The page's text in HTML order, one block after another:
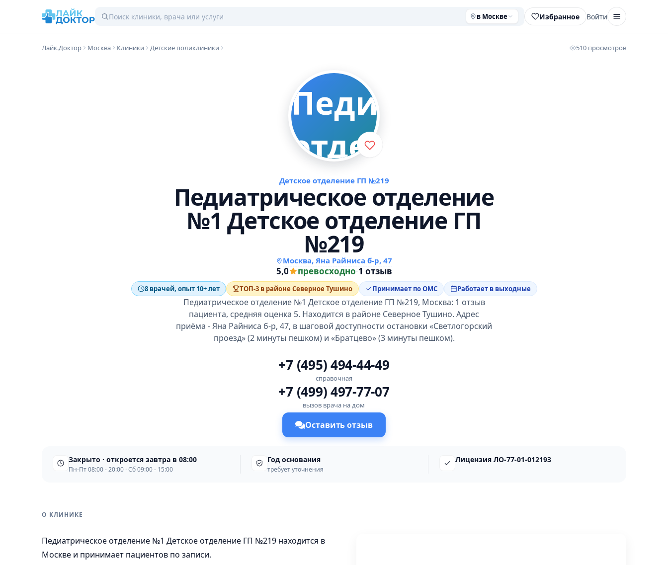
в Москве Избранное Войти
Лайк.Доктор Москва Клиники Детские поликлиники 510 просмотров
Детское отделение ГП №219
Педиатрическое отделение
№1 Детское отделение ГП
№219
Москва, Яна Райниса б-р, 47
5,0 превосходно·1 отзыв
8 врачей, опыт 10+ лет ТОП-3 в районе Северное Тушино Принимает по ОМС Работает в выходные
Педиатрическое отделение №1 Детское отделение ГП №219, Москва: 1 отзыв
пациента, средняя оценка 5. Находится в районе Северное Тушино. Адрес
приёма - Яна Райниса б-р, 47, в шаговой доступности остановки «Светлогорский
проезд» (2 минуты пешком) и «Братцево» (3 минуты пешком).
+7 (495) 494-44-49
справочная
+7 (499) 497-77-07
вызов врача на дом
Оставить отзыв
Закрыто · откроется завтра в 08:00
Пн-Пт 08:00 - 20:00 · Сб 09:00 - 15:00
Год основания
требует уточнения
Лицензия ЛО-77-01-012193
О КЛИНИКЕ
Педиатрическое отделение №1 Детское отделение ГП №219 находится в
Москве и принимает пациентов по записи.